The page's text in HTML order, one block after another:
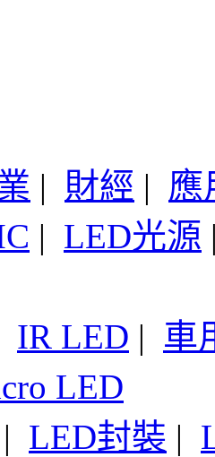
| 財經 | 應
| LED光源
IR LED | 車
LED
| LED封裝 |